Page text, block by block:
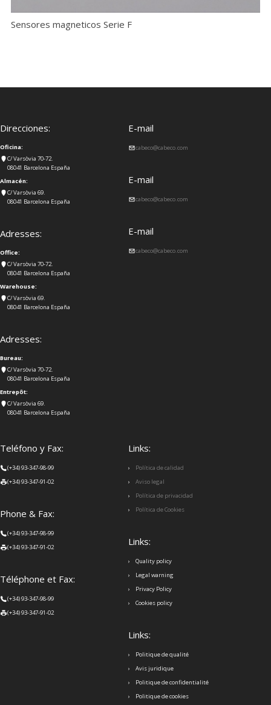
Sensores magneticos Serie F
Direcciones:
Oficina:
C/ Varsòvia 70-72.
08041 Barcelona España
Almacén:
C/ Varsòvia 69.
08041 Barcelona España
Adresses:
Office:
C/ Varsòvia 70-72.
08041 Barcelona España
Warehouse:
C/ Varsòvia 69.
08041 Barcelona España
Adresses:
Bureau:
C/ Varsòvia 70-72.
08041 Barcelona España
Entrepôt:
C/ Varsòvia 69.
08041 Barcelona España
E-mail
cabeco@cabeco.com
E-mail
cabeco@cabeco.com
E-mail
cabeco@cabeco.com
Teléfono y Fax:
(+34) 93-347-98-99
(+34) 93-347-91-02
Phone & Fax:
(+34) 93-347-98-99
(+34) 93-347-91-02
Téléphone et Fax:
(+34) 93-347-98-99
(+34) 93-347-91-02
Links:
Política de calidad
Aviso legal
Política de privacidad
Política de Cookies
Links:
Quality policy
Legal warning
Privacy Policy
Cookies policy
Links:
Politique de qualité
Avis juridique
Politique de confidentialité
Politique de cookies